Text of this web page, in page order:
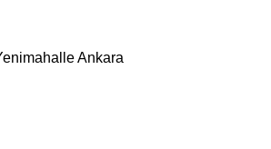
Ankara